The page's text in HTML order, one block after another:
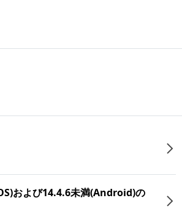
および14.4.6未満(Android)の